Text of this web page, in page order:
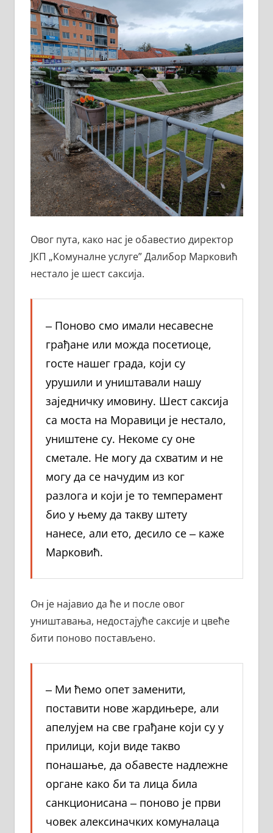
Овог пута, како нас је обавестио директор
ЈКП „Комуналне услуге” Далибор Марковић
нестало је шест саксија.
‒ Поново смо имали несавесне
грађане или можда посетиоце,
госте нашег града, који су
урушили и уништавали нашу
заједничку имовину. Шест саксија
са моста на Моравици је нестало,
уништене су. Некоме су оне
сметале. Не могу да схватим и не
могу да се начудим из ког
разлога и који је то темперамент
био у њему да такву штету
нанесе, али ето, десило се ‒ каже
Марковић.
Он је најавио да ће и после овог
уништавања, недостајуће саксије и цвеће
бити поново постављено.
‒ Ми ћемо опет заменити,
поставити нове жардињере, али
апелујем на све грађане који су у
прилици, који виде такво
понашање, да обавесте надлежне
органе како би та лица била
санкционисана ‒ поново је први
човек алексиначких комуналаца